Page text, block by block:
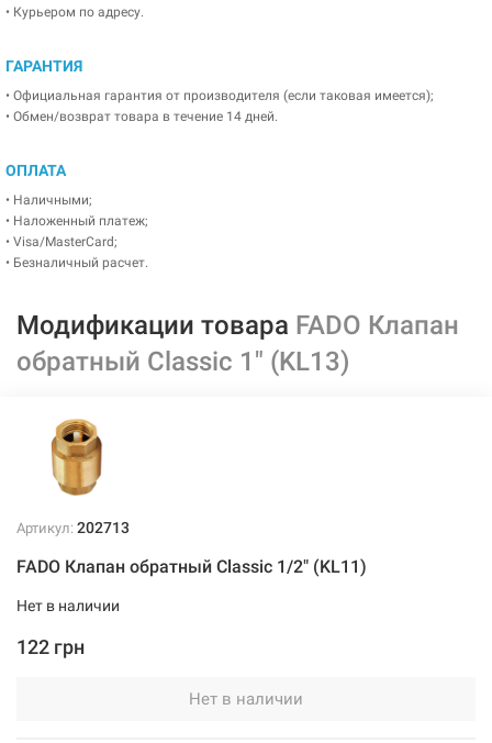
• Курьером по адресу.
ГАРАНТИЯ
• Официальная гарантия от производителя (если таковая имеется);
• Обмен/возврат товара в течение 14 дней.
ОПЛАТА
• Наличными;
• Наложенный платеж;
• Visa/MasterCard;
• Безналичный расчет.
Модификации товара FADO Клапан
обратный Classic 1" (KL13)
Артикул: 202713
FADO Клапан обратный Classic 1/2" (KL11)
Нет в наличии
122 грн
Нет в наличии